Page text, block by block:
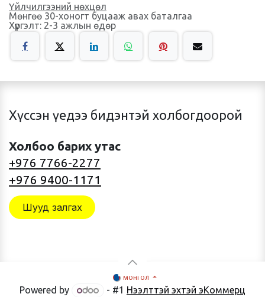
Үйлчилгээний нөхцөл
Мөнгөө 30-хоногт буцааж авах баталгаа
Хүргэлт: 2-3 ажлын өдөр
Хүссэн үедээ бидэнтэй холбогдоорой
Холбоо барих утас
+976 7766-2277
+976 9400-1171
Шууд залгах
монгол
Powered by - #1 Нээлттэй эхтэй эКоммерц